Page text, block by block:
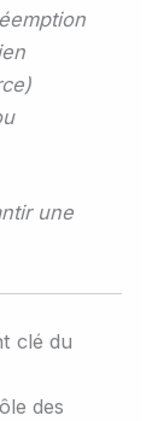
une
clé du
des